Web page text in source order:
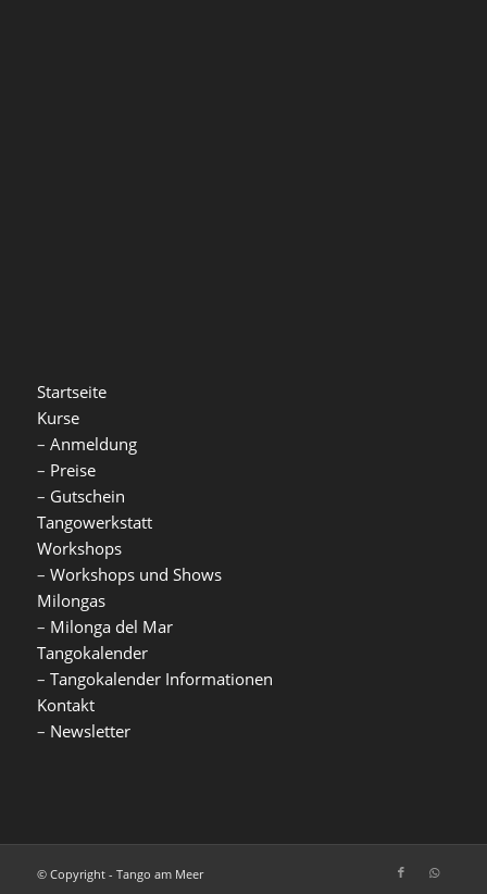
Startseite
Kurse
– Anmeldung
– Preise
– Gutschein
Tangowerkstatt
Workshops
– Workshops und Shows
Milongas
– Milonga del Mar
Tangokalender
– Tangokalender Informationen
Kontakt
– Newsletter
© Copyright - Tango am Meer